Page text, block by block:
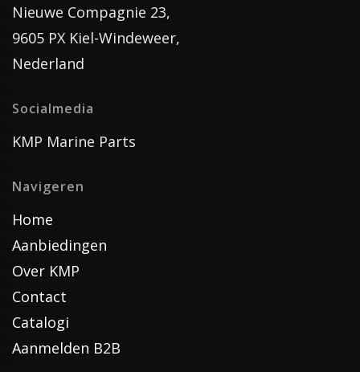
Nieuwe Compagnie 23,
9605 PX Kiel-Windeweer,
Nederland
Socialmedia
KMP Marine Parts
Navigeren
Home
Aanbiedingen
Over KMP
Contact
Catalogi
Aanmelden B2B